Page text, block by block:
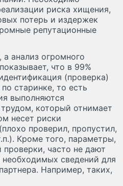
риска хищения,
потерь и издержек
репутационные
а анализ огромного
что в 99%
(проверка)
старинке, то есть
выполняются
который отнимает
несет риски
проверил, пропустил,
Кроме того, параметры,
часто не дают
сведений для
Например, таких,